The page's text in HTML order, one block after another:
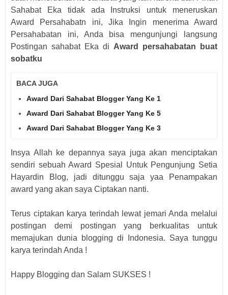
Sahabat Eka tidak ada Instruksi untuk meneruskan
Award Persahabatn ini, Jika Ingin menerima Award
Persahabatan ini, Anda bisa mengunjungi langsung
Postingan sahabat Eka di Award persahabatan buat
sobatku
BACA JUGA
Award Dari Sahabat Blogger Yang Ke 1
Award Dari Sahabat Blogger Yang Ke 5
Award Dari Sahabat Blogger Yang Ke 3
Insya Allah ke depannya saya juga akan menciptakan
sendiri sebuah Award Spesial Untuk Pengunjung Setia
Hayardin Blog, jadi ditunggu saja yaa Penampakan
award yang akan saya Ciptakan nanti.
Terus ciptakan karya terindah lewat jemari Anda melalui
postingan demi postingan yang berkualitas untuk
memajukan dunia blogging di Indonesia. Saya tunggu
karya terindah Anda !
Happy Blogging dan Salam SUKSES !